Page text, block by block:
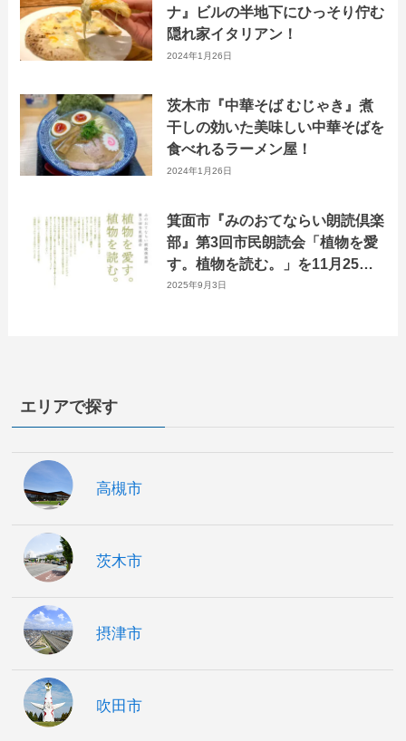
ナ』ビルの半地下にひっそり佇む
隠れ家イタリアン！
2024年1月26日
茨木市『中華そば むじゃき』煮
干しの効いた美味しい中華そばを
食べれるラーメン屋！
2024年1月26日
箕面市『みのおてならい朗読倶楽
部』第3回市民朗読会「植物を愛
す。植物を読む。」を11月25日
に開催！
2025年9月3日
エリアで探す
高槻市
茨木市
摂津市
吹田市